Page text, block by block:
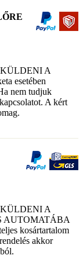
A
esetében
nem tudjuk
A kért
A
AUTOMATÁBA
kosártartalom
akkor